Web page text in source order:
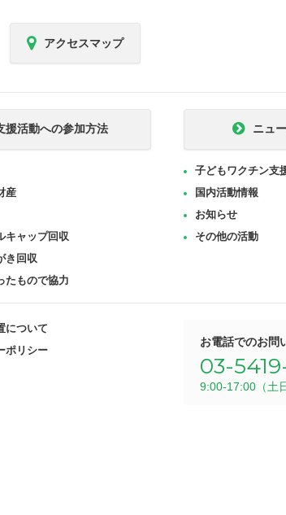
アクセスマップ
援活動への参加方法
産
キャップ回収
き回収
たもので協力
ニュ
子どもワクチン支
国内活動情報
お知らせ
その他の活動
について
ポリシー
お電話でのお問
03-
9:00-17:00（土